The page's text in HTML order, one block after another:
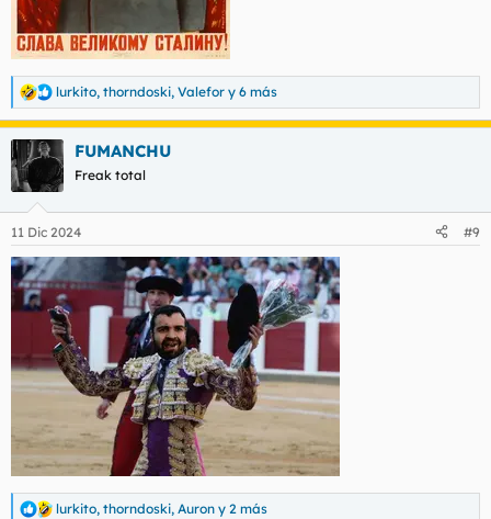
R
e
a
c
i
e
s
lurkito, thorndoski, Valefor y 6 más
FUMANCHU
Freak total
11 Dic 2024 #9
R
lurkito, thorndoski, Auron y 2 más